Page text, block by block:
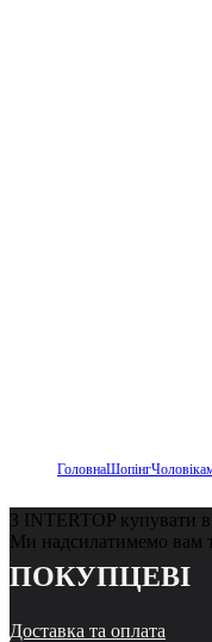
ГоловнаШопінг
З INTERTOP купувати
Ми надсилатимемо вам
ПОКУПЦЕВІ
Доставка та оплата